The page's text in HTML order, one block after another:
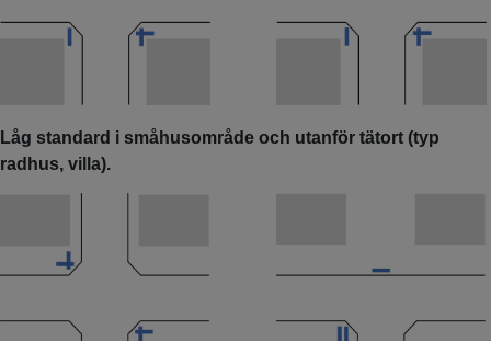
Låg standard i småhusområde och utanför tätort (typ
radhus, villa).